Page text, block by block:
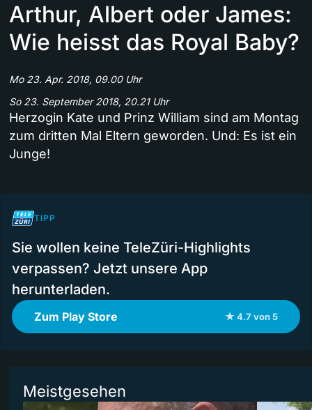
Arthur, Albert oder James:
Wie heisst das Royal Baby?
Mo 23. Apr. 2018, 09.00 Uhr
So 23. September 2018, 20.21 Uhr
Herzogin Kate und Prinz William sind am Montag
zum dritten Mal Eltern geworden. Und: Es ist ein
Junge!
TIPP
Sie wollen keine TeleZüri-Highlights
verpassen? Jetzt unsere App
herunterladen.
Zum Play Store ★ 4.7 von 5
Meistgesehen